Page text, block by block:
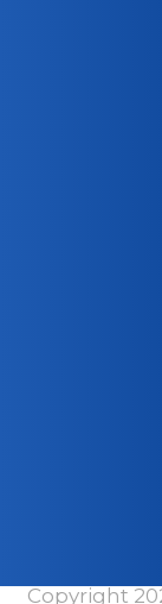
Copyright